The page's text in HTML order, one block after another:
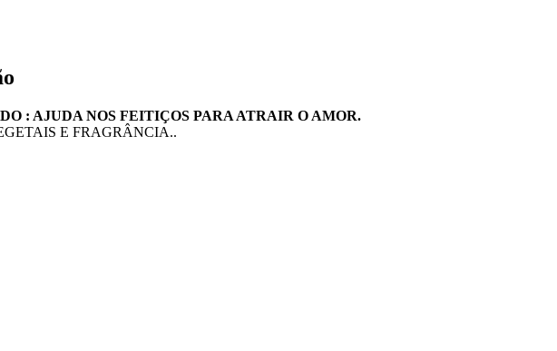
: AJUDA NOS FEITIÇOS PARA ATRAIR O AMOR.
E FRAGRÂNCIA..